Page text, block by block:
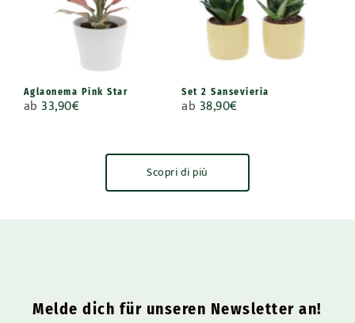
Aglaonema Pink Star
ab33,90€
Set 2 Sansevieria
ab 38,90€
Scopri di più
Melde dich für unseren Newsletter an!